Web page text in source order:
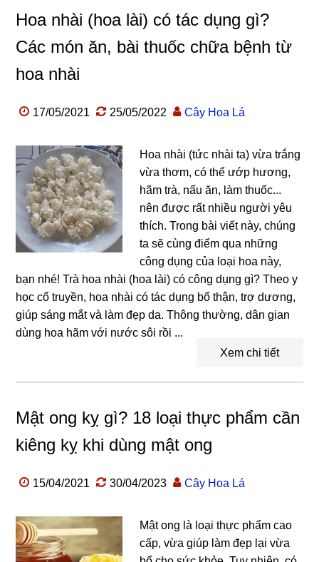
Hoa nhài (hoa lài) có tác dụng gì?
Các món ăn, bài thuốc chữa bệnh từ
hoa nhài
17/05/2021 25/05/2022 Cây Hoa Lá
Hoa nhài (tức nhài ta) vừa trắng
vừa thơm, có thể ướp hương,
hãm trà, nấu ăn, làm thuốc...
nên được rất nhiều người yêu
thích. Trong bài viết này, chúng
ta sẽ cùng điểm qua những
công dụng của loại hoa này,
bạn nhé! Trà hoa nhài (hoa lài) có công dụng gì? Theo y
học cổ truyền, hoa nhài có tác dụng bổ thận, trợ dương,
giúp sáng mắt và làm đẹp da. Thông thường, dân gian
dùng hoa hãm với nước sôi rồi ...
Xem chi tiết
Mật ong kỵ gì? 18 loại thực phẩm cần
kiêng kỵ khi dùng mật ong
15/04/2021 30/04/2023 Cây Hoa Lá
Mật ong là loại thực phẩm cao
cấp, vừa giúp làm đẹp lại vừa